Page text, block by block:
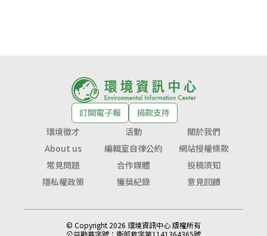
訂閱電子報
捐款支持
環境徵才
活動
關於我們
About us
編輯室自律公約
網站授權條款
常見問題
合作媒體
投稿須知
隱私權政策
獲獎紀錄 意見回饋
© Copyright 2026 環境資訊中心 版權所有
公益勸募字號： 衛部救字第1141364365號